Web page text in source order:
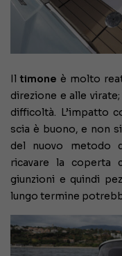
Iltimone è molto
direzione e alle
difficoltà. L’impatto
scia è buono, e non
del nuovo metodo
ricavare la coperta
giunzioni e quindi
lungo termine